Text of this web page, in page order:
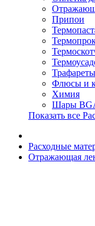
Припои
Трафареты
Флюсы и
Химия
Шары
Показать все
Расходные
Отражающая